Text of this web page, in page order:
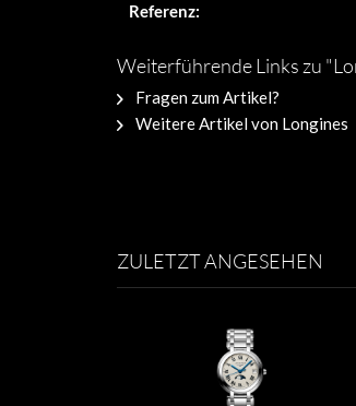
Referenz:
Weiterführende Links zu
Fragen zum Artikel?
Weitere Artikel von Longines
ZULETZT ANGESEHEN